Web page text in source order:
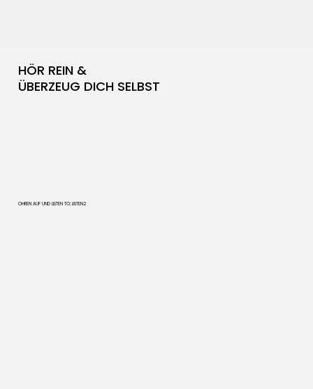
HÖR REIN &
ÜBERZEUG DICH SELBST
OHREN AUF UND LISTEN TO: LISTEN2